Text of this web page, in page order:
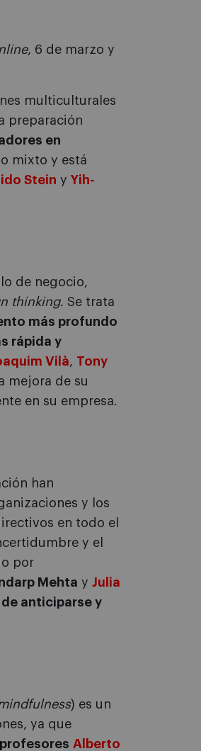
, 6 de marzo y
multiculturales
preparación
en
mixto y está
Stein y Yih-
de negocio,
thinking. Se trata
más profundo
rápida y
Vilà, Tony
mejora de su
en su empresa.
han
y los
en todo el
y el
por
Mehta y Julia
anticiparse y
) es un
ya que
profesores Alberto